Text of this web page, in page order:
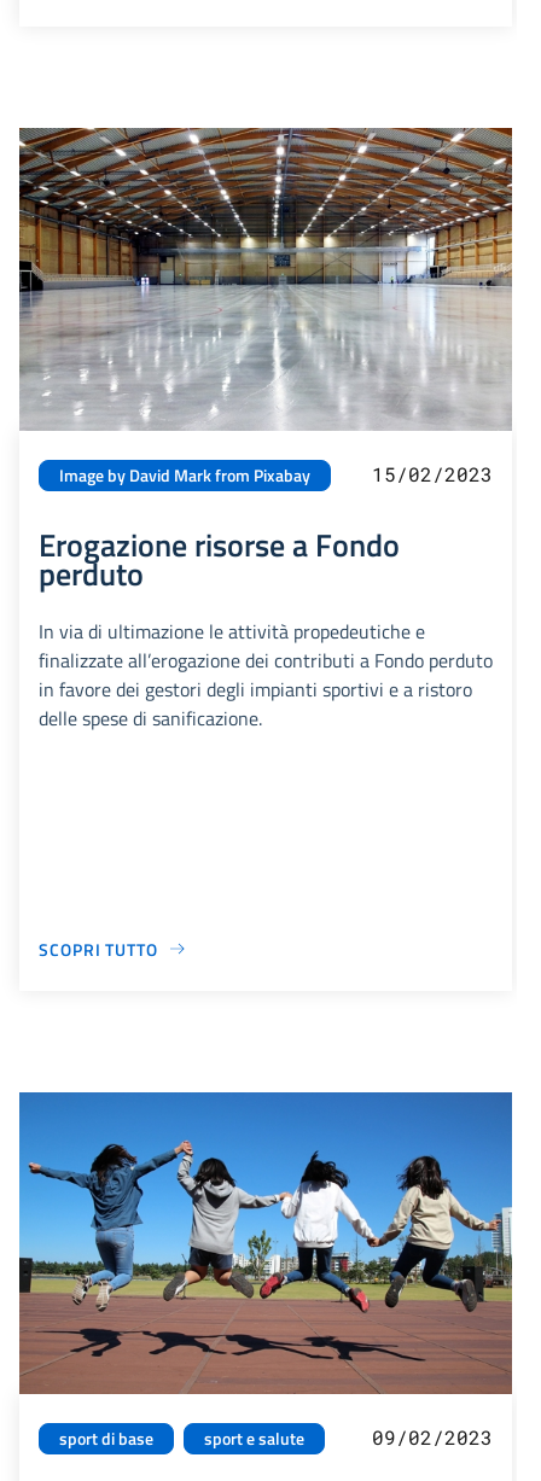
Image by David Mark from Pixabay 15/02/2023
Erogazione risorse a Fondo
perduto
In via di ultimazione le attività propedeutiche e
finalizzate all’erogazione dei contributi a Fondo perduto
in favore dei gestori degli impianti sportivi e a ristoro
delle spese di sanificazione.
SCOPRI TUTTO
sport di base sport e salute 09/02/2023